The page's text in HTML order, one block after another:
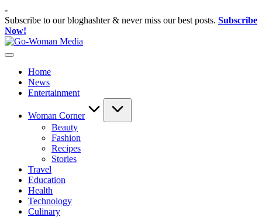
Skip
to
content
-
Subscribe to our bloghashter & never miss our best posts. Subscribe
Now!
Portal
Untuk
Wanita
Indonesia
Home
News
Entertainment
Woman Corner
Beauty
Fashion
Recipes
Stories
Travel
Education
Health
Technology
Culinary